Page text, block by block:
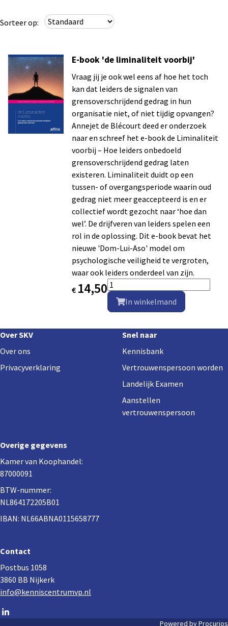
Sorteer op:
E-book 'de liminaliteit voorbij'
Vraag jij je ook wel eens af hoe het toch
kan dat leiders de signalen van
grensoverschrijdend gedrag in hun
organisatie niet, of niet tijdig opvangen?
Annejet de Blécourt deed er onderzoek
naar en schreef het e-book de Liminaliteit
voorbij – Hoe leiders onbedoeld
grensoverschrijdend gedrag laten
existeren. Liminaliteit duidt op een
tussen- of overgangsperiode waarin oud
gedrag niet meer geaccepteerd is en er
collectief wordt gezocht naar ‘hoe dan
wel’. De drijfveren van leiders spelen een
rol in de oplossing. Dit e-book bevat het
nieuwe 'Dom-Lui-Aso' model om
psychologische veiligheid te vergroten,
waar ook leiders onderdeel van zijn.
€ 14,50 Toon details
In winkelmand
Footer
navigation
Over SKV
Over ons
Privacyverklaring
Snel naar
Kennisbank
Vertrouwenspersoon worden
Landelijk Examen
Aanstellen
vertrouwenspersoon
Overige gegevens
Kamer van Koophandel:
87000091
BTW-nummer:
NL864172205B01
IBAN: NL66ABNA0115658777
Contact
Postbus 1058
3860 BB Nijkerk
info@kenniscentrumvp.nl
Powered by Procurios